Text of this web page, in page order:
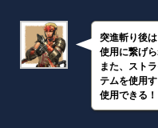
突進斬り後
使用に繋げら
また、スト
テムを使用
使用できる！